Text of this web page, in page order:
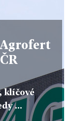
klíčové
...